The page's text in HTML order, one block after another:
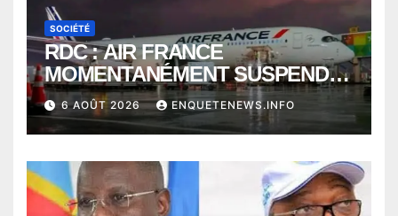
SOCIÉTÉ
RDC : AIR FRANCE
MOMENTANÉMENT SUSPENDU
ENTRE KINSHASA ET PARIS ?
6 AOÛT 2026 ENQUETENEWS.INFO